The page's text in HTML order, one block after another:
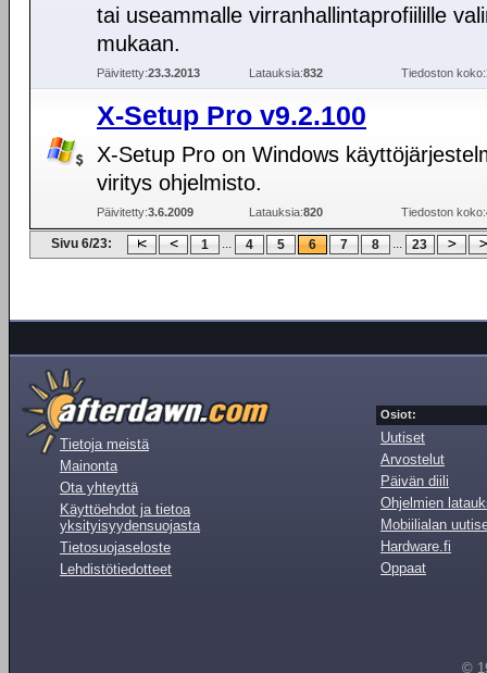
tai useammalle virranhallintaprofiilille
mukaan.
Päivitetty:23.3.2013 Latauksia:832 Tiedoston koko:
X-Setup Pro v9.2.100
X-Setup Pro on Windows
viritys ohjelmisto.
Päivitetty:3.6.2009 Latauksia:820 Tiedoston koko:
Sivu 6/23: 1 ... 4 5 6 7 8 ... 23
Tietoja meistä
Mainonta
Ota yhteyttä
Käyttöehdot ja tietoa
yksityisyydensuojasta
Tietosuojaseloste
Lehdistötiedotteet
Osiot:
Uutiset
Arvostelut
Päivän diili
Ohjelmien
Mobiilialan
Hardware.fi
Oppaat
©